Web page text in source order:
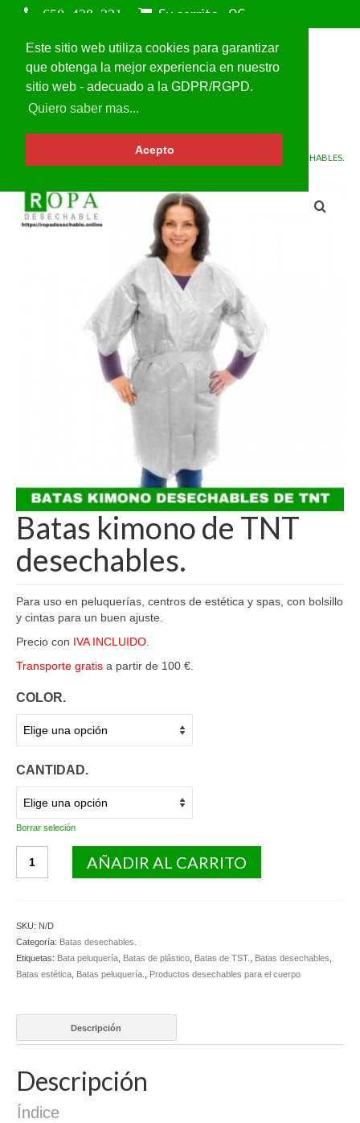
Este sitio web utiliza cookies para garantizar
que obtenga la mejor experiencia en nuestro
sitio web - adecuado a la GDPR/RGPD.
Quiero saber mas...
Acepto
Su carrito 0€
BATAS DESECHABLES.
Batas kimono de TNT
desechables.
Para uso en peluquerías, centros de estética y spas, con bolsillo
y cintas para un buen ajuste.
Precio con IVA INCLUIDO
Transporte gratis a partir de 100 €.
COLOR.
CANTIDAD.
Borrar seleción
kimono
AÑADIR AL CARRITO
SKU: N/D
Categoría: Batas desechables.
Etiquetas: Bata peluquería Batas de plástico Batas de TST. Batas desechables
Batas estética Batas peluquería. Productos desechables para el cuerpo
Descripción
Descripción
Índice